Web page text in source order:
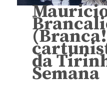
da
Semana